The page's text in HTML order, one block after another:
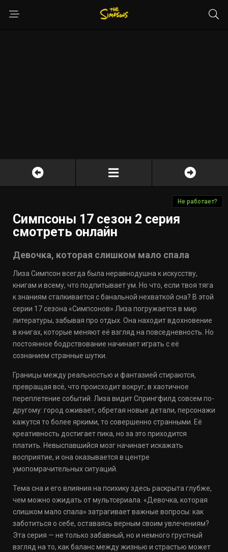
Не работает?
Симпсоны 17 сезон 2 серия
смотреть онлайн
Девочка, которая слишком мало спала
Лиза Симпсон всегда была неравнодушна к искусству,
книгам и всему, что подпитывает ум. Но что, если твоя тяга
к знаниям сталкивается с банальной нехваткой сна? В этой
серии 17 сезона «Симпсонов» Лиза погружается в мир
литературы, забывая про отдых. Она находит вдохновение
в книгах, которые меняют её взгляд на повседневность. Но
постоянное бодрствование начинает играть с её
сознанием странные шутки.
Границы между реальностью и фантазией стираются,
превращая всё, что происходит вокруг, в хаотичное
переплетение событий. Лиза видит Спрингфилд совсем по-
другому: город оживает, обретая новые детали, персонажи
кажутся то более яркими, то совершенно странными. Её
креативность достигает пика, но за это приходится
платить. Невыспавшийся мозг начинает искажать
восприятие, и она оказывается в центре
умопомрачительных ситуаций.
Тема сна и его влияния на психику здесь раскрыта глубже,
чем можно ожидать от мультсериала. «Девочка, которая
слишком мало спала» затрагивает важные вопросы: как
заботиться о себе, оставаясь верным своим увлечениям?
Эта серия — не только забавный, но и немного грустный
взгляд на то, как баланс между жизнью и страстью может